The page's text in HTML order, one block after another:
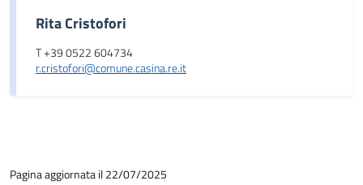
Rita Cristofori
T +39 0522 604734
r.cristofori@comune.casina.re.it
Pagina aggiornata il 22/07/2025